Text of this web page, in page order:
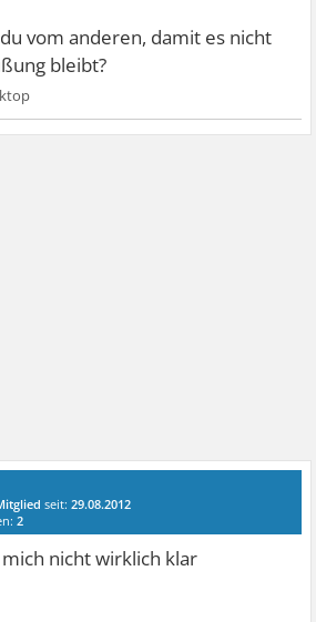
vom anderen, damit es nicht
bleibt?
seit:29.08.2012
2
nicht wirklich klar